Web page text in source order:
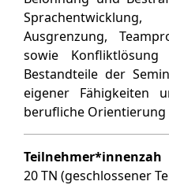
Ausgrenzung,
sowie Konfliktlösung
Bestandteile der
eigener Fähigkeiten
berufliche Orientierung
Teilnehmer*innenzah
20 TN (geschlossener